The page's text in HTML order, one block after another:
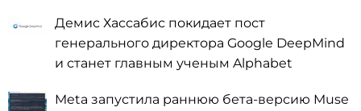
Демис Хассабис покидает пост
генерального директора Google DeepMind
и станет главным ученым Alphabet
Meta запустила раннюю бета-версию Muse